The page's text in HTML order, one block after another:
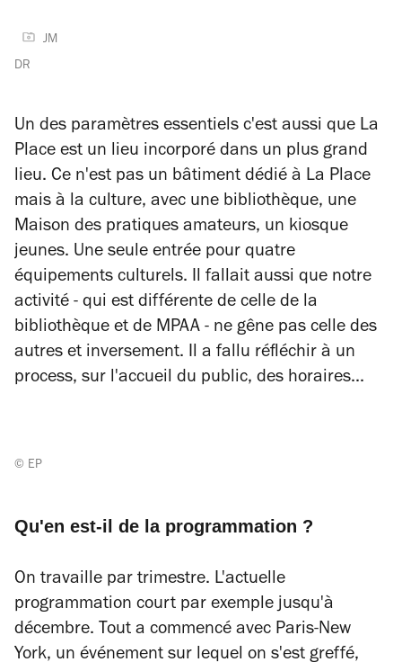
JM
DR
Un des paramètres essentiels c'est aussi que La
Place est un lieu incorporé dans un plus grand
lieu. Ce n'est pas un bâtiment dédié à La Place
mais à la culture, avec une bibliothèque, une
Maison des pratiques amateurs, un kiosque
jeunes. Une seule entrée pour quatre
équipements culturels. Il fallait aussi que notre
activité - qui est différente de celle de la
bibliothèque et de MPAA - ne gêne pas celle des
autres et inversement. Il a fallu réfléchir à un
process, sur l'accueil du public, des horaires...
© EP
Qu'en est-il de la programmation ?
On travaille par trimestre. L'actuelle
programmation court par exemple jusqu'à
décembre. Tout a commencé avec Paris-New
York, un événement sur lequel on s'est greffé,